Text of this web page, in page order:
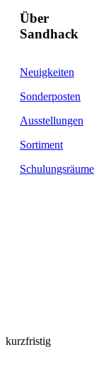
Über
Sandhack
Neuigkeiten
Sonderposten
Ausstellungen
Sortiment
Schulungsräume
kurzfristig